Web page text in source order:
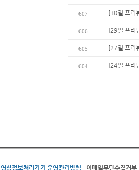
607 [30일 프리
606 [29일 프리
605 [27일 프리
604 [24일 프리
영상정보처리기기 운영관리방침 이메일무단수집거부